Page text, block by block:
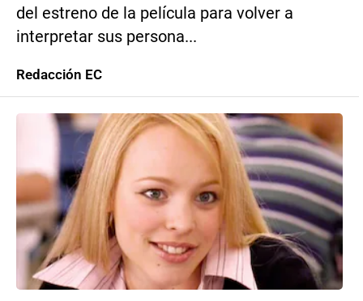
del estreno de la película para volver a
interpretar sus persona...
Redacción EC